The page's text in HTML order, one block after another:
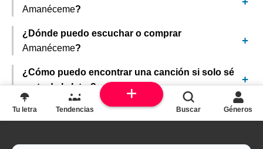
Amanéceme?
¿Dónde puedo escuchar o comprar
Amanéceme?
¿Cómo puedo encontrar una canción si solo sé
parte de la letra?
Tu letra Tendencias Buscar Géneros